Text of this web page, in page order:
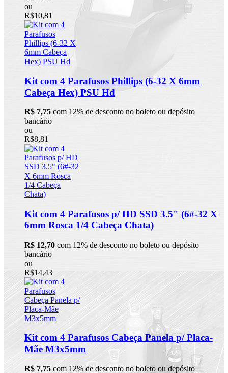
ou
R$10,81
Kit com 4 Parafusos Phillips (6-32 X 6mm
Cabeça Hex) PSU Hd
R$ 7,75 com 12% de desconto no boleto ou depósito
bancário
ou
R$8,81
Kit com 4 Parafusos p/ HD SSD 3.5" (6#-32 X
6mm Rosca 1/4 Cabeça Chata)
R$ 12,70 com 12% de desconto no boleto ou depósito
bancário
ou
R$14,43
Kit com 4 Parafusos Cabeça Panela p/ Placa-
Mãe M3x5mm
R$ 7,75 com 12% de desconto no boleto ou depósito